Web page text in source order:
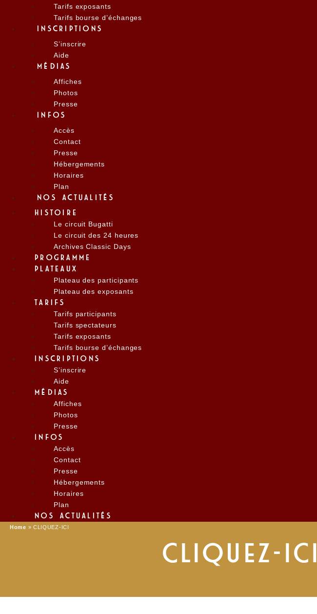
Tarifs exposants
Tarifs bourse d’échanges
INSCRIPTIONS
S’inscrire
Aide
MÉDIAS
Affiches
Photos
Presse
INFOS
Accès
Contact
Presse
Hébergements
Horaires
Plan
NOS ACTUALITÉS
HISTOIRE
Le circuit Bugatti
Le circuit des 24 heures
Archives Classic Days
PROGRAMME
PLATEAUX
Plateau des participants
Plateau des exposants
TARIFS
Tarifs participants
Tarifs spectateurs
Tarifs exposants
Tarifs bourse d’échanges
INSCRIPTIONS
S’inscrire
Aide
MÉDIAS
Affiches
Photos
Presse
INFOS
Accès
Contact
Presse
Hébergements
Horaires
Plan
NOS ACTUALITÉS
Home » CLIQUEZ-ICI
CLIQUEZ-ICI